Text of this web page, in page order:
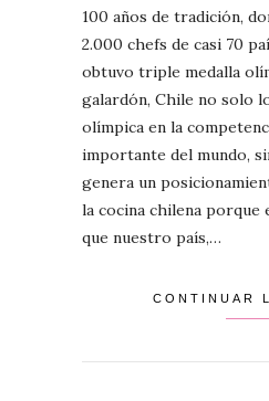
100 años de tradición,
2.000 chefs de casi 70
obtuvo triple medalla
galardón, Chile no solo
olímpica en la
importante del mundo,
genera un
la cocina chilena porque
que nuestro país,…
CONTINUAR